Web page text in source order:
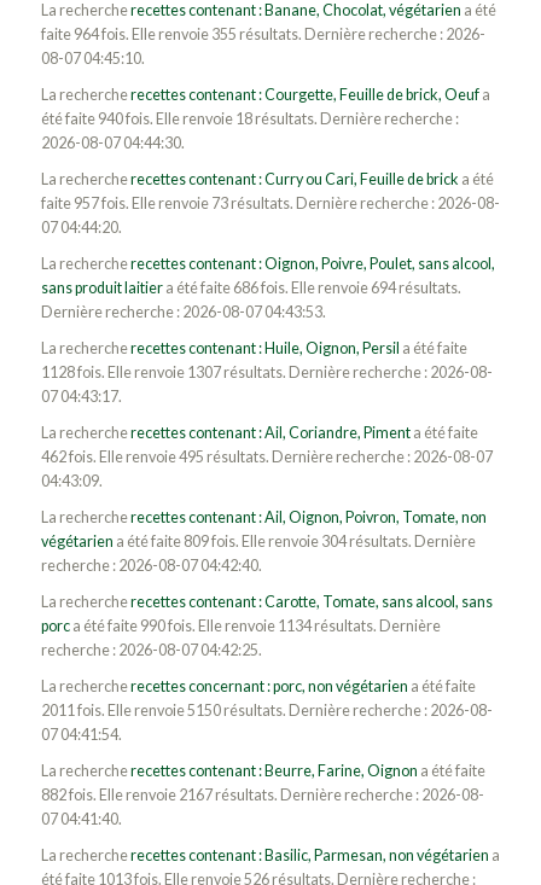
La rechercherecettes contenant : Banane, Chocolat, végétarien a été
faite 964 fois. Elle renvoie 355 résultats. Dernière recherche : 2026-
08-07 04:45:10.
La rechercherecettes contenant : Courgette, Feuille de brick, Oeufa
été faite 940 fois. Elle renvoie 18 résultats. Dernière recherche :
2026-08-07 04:44:30.
La rechercherecettes contenant : Curry ou Cari, Feuille de brick a été
faite 957 fois. Elle renvoie 73 résultats. Dernière recherche : 2026-08-
07 04:44:20.
La rechercherecettes contenant : Oignon, Poivre, Poulet, sans alcool,
sans produit laitiera été faite 686 fois. Elle renvoie 694 résultats.
Dernière recherche : 2026-08-07 04:43:53.
La rechercherecettes contenant : Huile, Oignon, Persil a été faite
1128 fois. Elle renvoie 1307 résultats. Dernière recherche : 2026-08-
07 04:43:17.
La rechercherecettes contenant : Ail, Coriandre, Pimenta été faite
462 fois. Elle renvoie 495 résultats. Dernière recherche : 2026-08-07
04:43:09.
La rechercherecettes contenant : Ail, Oignon, Poivron, Tomate, non
végétarien a été faite 809 fois. Elle renvoie 304 résultats. Dernière
recherche : 2026-08-07 04:42:40.
La rechercherecettes contenant : Carotte, Tomate, sans alcool, sans
porca été faite 990 fois. Elle renvoie 1134 résultats. Dernière
recherche : 2026-08-07 04:42:25.
La rechercherecettes concernant : porc, non végétarien a été faite
2011 fois. Elle renvoie 5150 résultats. Dernière recherche : 2026-08-
07 04:41:54.
La rechercherecettes contenant : Beurre, Farine, Oignon a été faite
882 fois. Elle renvoie 2167 résultats. Dernière recherche : 2026-08-
07 04:41:40.
La rechercherecettes contenant : Basilic, Parmesan, non végétarien a
été faite 1013 fois. Elle renvoie 526 résultats. Dernière recherche :